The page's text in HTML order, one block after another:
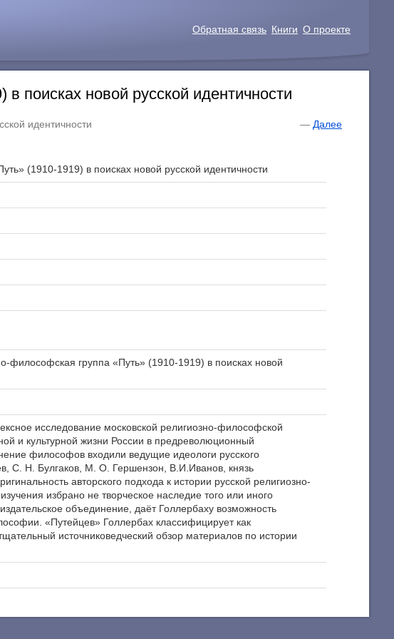
Обратная связь Книги О проекте
поисках новой русской идентичности
—Далее
идентичности
(1910-1919) в поисках новой русской идентичности
философская группа «Путь» (1910-1919) в поисках новой
исследование московской религиозно-философской
и культурной жизни России в предреволюционный
философов входили ведущие идеологи русского
С. Н. Булгаков, М. О. Гершензон, В.И.Иванов, князь
авторского подхода к истории русской религиозно-
избрано не творческое наследие того или иного
объединение, даёт Голлербаху возможность
«Путейцев» Голлербах классифицирует как
источниковедческий обзор материалов по истории